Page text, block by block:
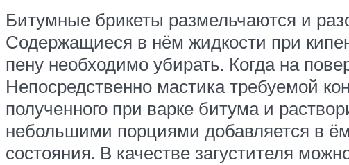
Битумные брикеты размельчаются и
Содержащиеся в нём жидкости при
пену необходимо убирать. Когда на
Непосредственно мастика требуемой
полученного при варке битума и
небольшими порциями добавляется в
состояния. В качестве загустителя